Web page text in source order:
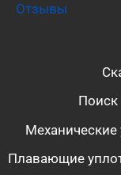
Отзывы
Механические
Плавающие